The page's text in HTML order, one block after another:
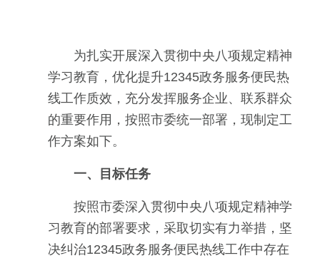
为扎实开展深入贯彻中央八项规定精神
学习教育，优化提升12345政务服务便民热
线工作质效，充分发挥服务企业、联系群众
的重要作用，按照市委统一部署，现制定工
作方案如下。
一、目标任务
按照市委深入贯彻中央八项规定精神学
习教育的部署要求，采取切实有力举措，坚
决纠治12345政务服务便民热线工作中存在